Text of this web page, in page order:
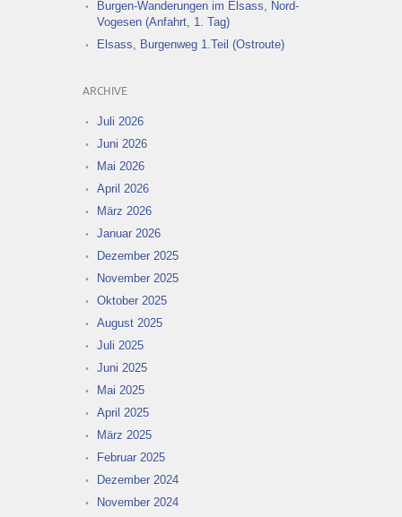
Burgen-Wanderungen im Elsass, Nord-
Vogesen (Anfahrt, 1. Tag)
Elsass, Burgenweg 1.Teil (Ostroute)
ARCHIVE
Juli 2026
Juni 2026
Mai 2026
April 2026
März 2026
Januar 2026
Dezember 2025
November 2025
Oktober 2025
August 2025
Juli 2025
Juni 2025
Mai 2025
April 2025
März 2025
Februar 2025
Dezember 2024
November 2024